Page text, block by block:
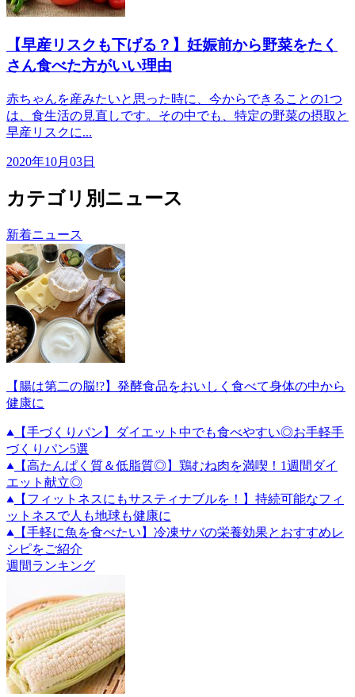
【早産リスクも下げる？】妊娠前から野菜をたく
さん食べた方がいい理由
赤ちゃんを産みたいと思った時に、今からできることの1つ
は、食生活の見直しです。その中でも、特定の野菜の摂取と
早産リスクに...
2020年10月03日
カテゴリ別ニュース
新着ニュース
【腸は第二の脳!?】発酵食品をおいしく食べて身体の中から
健康に
【手づくりパン】ダイエット中でも食べやすい◎お手軽手
づくりパン5選
【高たんぱく質＆低脂質◎】鶏むね肉を満喫！1週間ダイ
エット献立◎
【フィットネスにもサスティナブルを！】持続可能なフィ
ットネスで人も地球も健康に
【手軽に魚を食べたい】冷凍サバの栄養効果とおすすめレ
シピをご紹介
週間ランキング